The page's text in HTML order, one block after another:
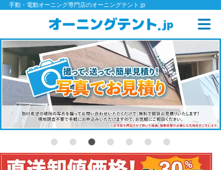
手動・電動オーニング専門店のオーニングテント.jp